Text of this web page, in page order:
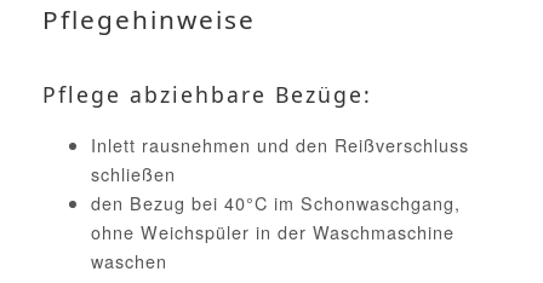
Pflegehinweise
Pflege abziehbare Bezüge:
Inlett rausnehmen und den Reißverschluss
schließen
den Bezug bei 40°C im Schonwaschgang,
ohne Weichspüler in der Waschmaschine
waschen